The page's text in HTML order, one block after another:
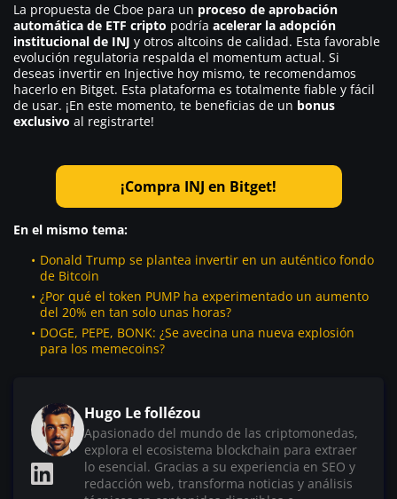
La propuesta de Cboe para un proceso de aprobación
automática de ETF cripto podría acelerar la adopción
institucional de INJ y otros altcoins de calidad. Esta favorable
evolución regulatoria respalda el momentum actual. Si
deseas invertir en Injective hoy mismo, te recomendamos
hacerlo en Bitget. Esta plataforma es totalmente fiable y fácil
de usar. ¡En este momento, te beneficias de un bonus
exclusivo al registrarte!
¡Compra INJ en Bitget!
En el mismo tema:
Donald Trump se plantea invertir en un auténtico fondo
de Bitcoin
¿Por qué el token PUMP ha experimentado un aumento
del 20% en tan solo unas horas?
DOGE, PEPE, BONK: ¿Se avecina una nueva explosión
para los memecoins?
Hugo Le follézou
Apasionado del mundo de las criptomonedas,
explora el ecosistema blockchain para extraer
lo esencial. Gracias a su experiencia en SEO y
redacción web, transforma noticias y análisis